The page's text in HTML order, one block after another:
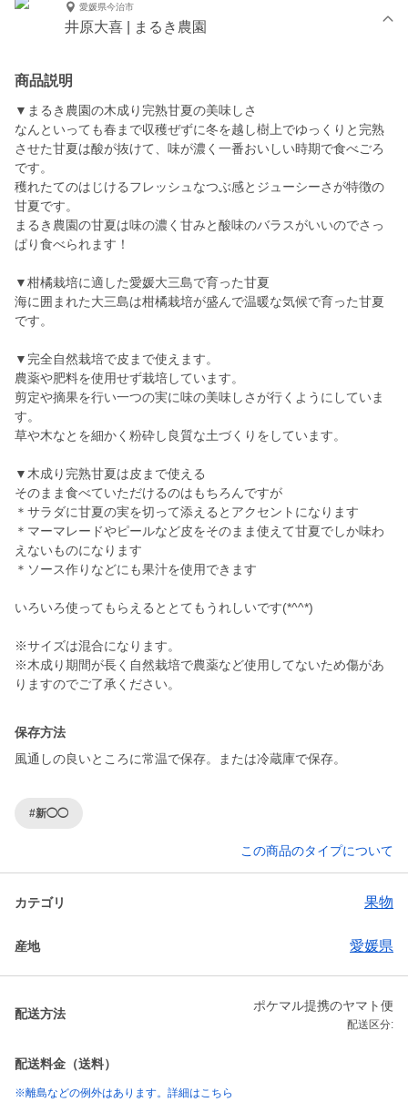
愛媛県今治市
井原大喜 | まるき農園
商品説明
▼まるき農園の木成り完熟甘夏の美味しさ
なんといっても春まで収穫ぜずに冬を越し樹上でゆっくりと完熟
させた甘夏は酸が抜けて、味が濃く一番おいしい時期で食べごろ
です。
穫れたてのはじけるフレッシュなつぶ感とジューシーさが特徴の
甘夏です。
まるき農園の甘夏は味の濃く甘みと酸味のバラスがいいのでさっ
ぱり食べられます！
▼柑橘栽培に適した愛媛大三島で育った甘夏
海に囲まれた大三島は柑橘栽培が盛んで温暖な気候で育った甘夏
です。
▼完全自然栽培で皮まで使えます。
農薬や肥料を使用せず栽培しています。
剪定や摘果を行い一つの実に味の美味しさが行くようにしていま
す。
草や木なとを細かく粉砕し良質な土づくりをしています。
▼木成り完熟甘夏は皮まで使える
そのまま食べていただけるのはもちろんですが
＊サラダに甘夏の実を切って添えるとアクセントになります
＊マーマレードやピールなど皮をそのまま使えて甘夏でしか味わ
えないものになります
＊ソース作りなどにも果汁を使用できます
いろいろ使ってもらえるととてもうれしいです(*^^*)
※サイズは混合になります。
※木成り期間が長く自然栽培で農薬など使用してないため傷があ
保存方法
風通しの良いところに常温で保存。または冷蔵庫で保存。
#新◯◯
この商品のタイプについて
カテゴリ 果物
産地 愛媛県
配送方法
ポケマル提携のヤマト便
配送区分:
配送料金（送料）
※離島などの例外はあります。詳細はこちら